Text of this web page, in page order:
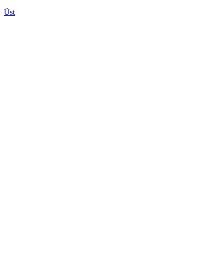
Üst